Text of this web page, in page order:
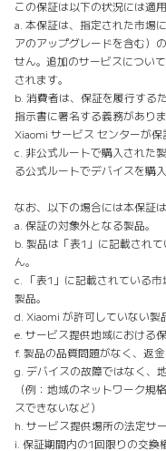
この保証は以下の状況には適用
a. 本保証は、指定された市場
アのアップグレードを含む）
せん。追加のサービスについ
されます。
b. 消費者は、保証を履行する
指示書に署名する義務があり
Xiaomi サービス センターが保
c. 非公式ルートで購入された
る公式ルートでデバイスを購
なお、以下の場合には本保証
a. 保証の対象外となる製品。
b. 製品は「表1」に記載され
ん。
c. 「表1」に記載されている
製品。
d. Xiaomi が許可していない製
e. サービス提供地域における
f. 製品の品質問題がなく、返
g. デバイスの故障ではなく、
（例：地域のネットワーク規
スできないなど）
h. サービス提供場所の法定サ
i. 保証期間内の1回限りの交換権